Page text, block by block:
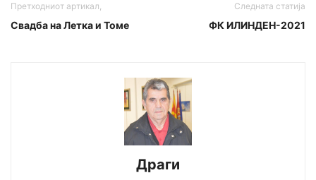
Претходниот артикал,
Свадба на Летка и Томе
Следната статија
ФК ИЛИНДЕН-2021
Драги